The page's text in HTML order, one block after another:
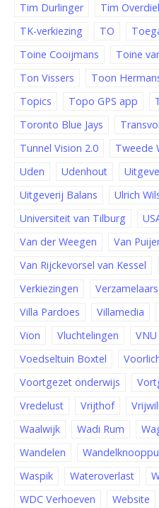
Tim Durlinger
Tim
TK-verkiezing
TO
Toine Cooijmans
Toine
Ton Vissers
Toon
Topics
Topo GPS app
Toronto Blue Jays
Tunnel Vision 2.0
Tweede
Uden
Udenhout
Uitgeverij Balans
Ulrich
Universiteit van Tilburg
Van der Weegen
Van
Van Rijckevorsel van Kessel
Verkiezingen
Verzamelaars
Villa Pardoes
Villamedia
Vion
Vluchtelingen VNU
Voedseltuin Boxtel
Voortgezet onderwijs
Vredelust
Vrijthof
Waalwijk
Wadi Rum
Wandelen
Waspik
Wateroverlast
WDC Verhoeven
Website